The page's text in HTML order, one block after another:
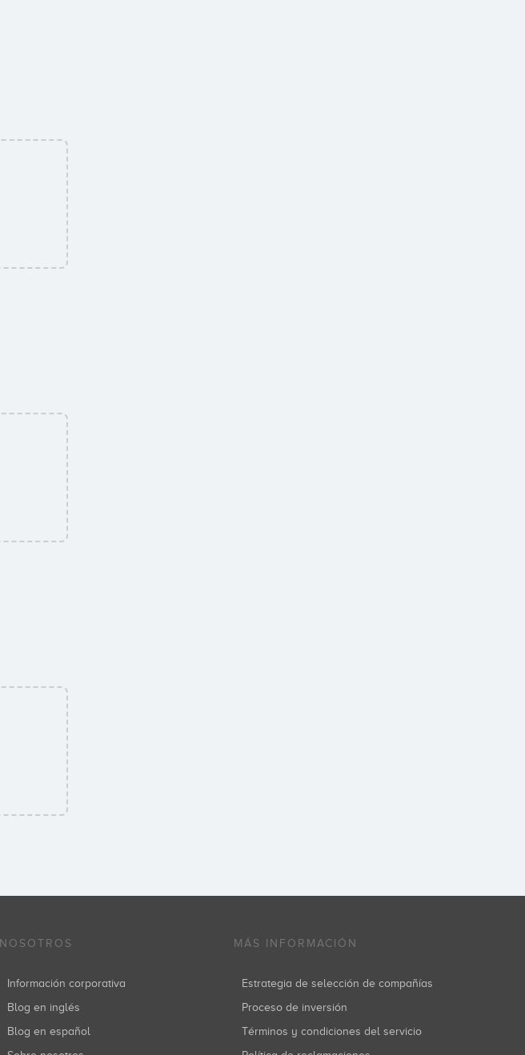
NOSOTROS
Información corporativa
Blog en inglés
Blog en español
MÁS INFORMACIÓN
Estrategia de selección de compañías
Proceso de inversión
Términos y condiciones del servicio